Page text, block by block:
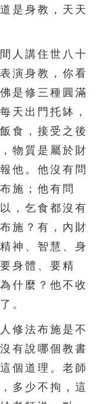
是身教，天天
人講住世八十
演身教，你看
是修三種圓滿
天出門托缽，
食，接受之後
物質是屬於財
他。他沒有問
施；他有問
，乞食都沒有
施？有，內財
神、智慧、身
身體、要精
什麼？他不收
。
修法布施是不
有說哪個教書
個道理。老師
多少不拘，這